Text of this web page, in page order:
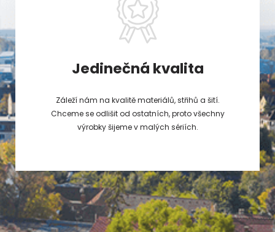
Jedinečná kvalita
Záleží nám na kvalitě materiálů, střihů a šití.
Chceme se odlišit od ostatních, proto všechny
výrobky šijeme v malých sériích.